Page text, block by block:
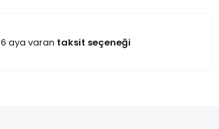
6 aya varan taksit seçeneği